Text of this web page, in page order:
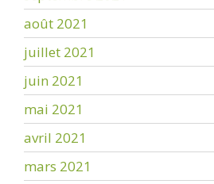
août 2021
juillet 2021
juin 2021
mai 2021
avril 2021
mars 2021